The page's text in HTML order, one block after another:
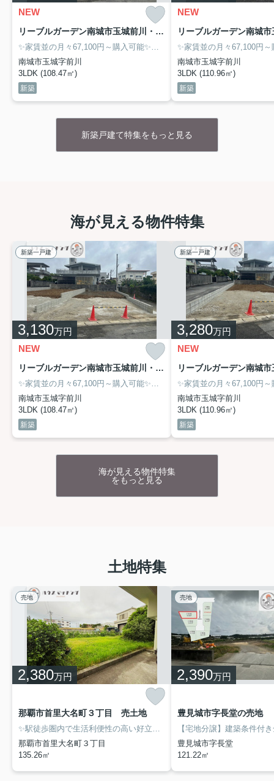
インターチェンジが近く、通勤はもちろんお出かけにも
便利な立地で
☆設計性能評価+建設性能評価W取得
☆長期優良住宅認定物件
☆最長35年住宅保証システム
☆フラット35S利用可
☆地盤サポートシステム20年保証
リーブルガーデン南城市玉城前川・１号棟
※室内＆パノラマ写真は随時更新予定です♪（2026年７
月23日完成予定）
＼ハウスマッチングOKINAWAご成約でアクセントクロ
スが一面無料♪／
お客様のご要望に応じて壁紙変更サービスを独自に提供し
ています！
一面でお部屋の印象を変えるアクセントクロスで、自分好
みや個性にあったインテリアを楽しんでみませんか？
お好きな色や柄で居心地よい空間作りをお手伝い♪快適なお
住まい作りのために柔軟に対応いたします。
▶▶▶壁紙変更サービスのご提案動画はこちらをクリ
ック ◀◀◀
新築一戸建ての購入なら弊社にお任せください！
新築物件情報
カースペース並列２台可！奥行き2.2ｍ以上のお庭を設
ントリーを２カ所設置♪
WICやシューズクロークなどの多彩な収納♪
各部屋に明るい陽光が射し込む南向きプランを採用♪
長期優良住宅認定物件！
住宅性能表示制度において６項目の最高等級を取得！
グラファーレうるま市勝連南風原4期・限定１棟
物件詳細へ
＼ハウスマッチングOKONAWAご成約でアクセントク
ロスが一面無料♪／
NEW
リーブルガーデン南城市玉城前川・２号棟
✨家賃並の月々67,100円～購入可能✨毎月の家賃を資産に変えませんか❓
南城市玉城字前川
3LDK (108.47㎡)
新築
NEW
南城市玉城字前川
3LDK (110.96㎡)
新築
新築戸建て特集をもっと見る
海が見える物件特集
新築一戸建
3,130万円
NEW
リーブルガーデン南城市玉城前川・２号棟
✨家賃並の月々67,100円～購入可能✨毎月の家賃を資産に変えませんか❓
南城市玉城字前川
3LDK (108.47㎡)
新築
新築一戸建
3,280万円
NEW
南城市玉城字前川
3LDK (110.96㎡)
新築
海が見える物件特集
をもっと見る
土地特集
売地
2,380万円
那覇市首里大名町３丁目 売土地
✨駅徒歩圏内で生活利便性の高い好立地✨建築条件無の更地でお好きなプランが可能♪前面道路約7.8ｍで駐車もスムーズ！近隣に小中学校があり子育て世帯にもおすすめ♪建築プランや銀行ローンのご相談も承ります‼
那覇市首里大名町３丁目
135.26㎡
売地
2,390万円
豊見城市字長堂の売地
豊見城市字長堂
121.22㎡